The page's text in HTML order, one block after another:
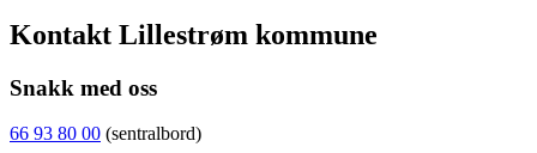
Kontakt Lillestrøm kommune
Snakk med oss
66 93 80 00 (sentralbord)